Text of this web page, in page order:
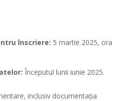
înscriere: 5 martie 2025, ora
Începutul lunii iunie 2025.
inclusiv documentația